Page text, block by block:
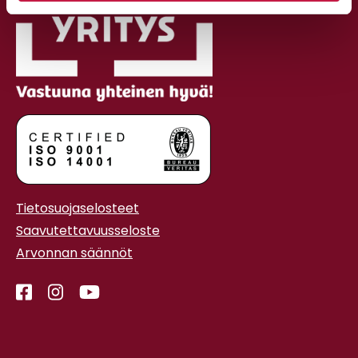
Tietosuojaselosteet
Saavutettavuusseloste
Arvonnan säännöt